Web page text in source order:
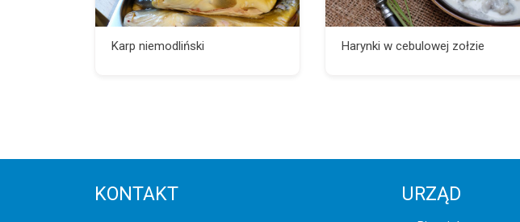
Karp niemodliński Harynki w cebulowej zołzie
KONTAKT URZĄD